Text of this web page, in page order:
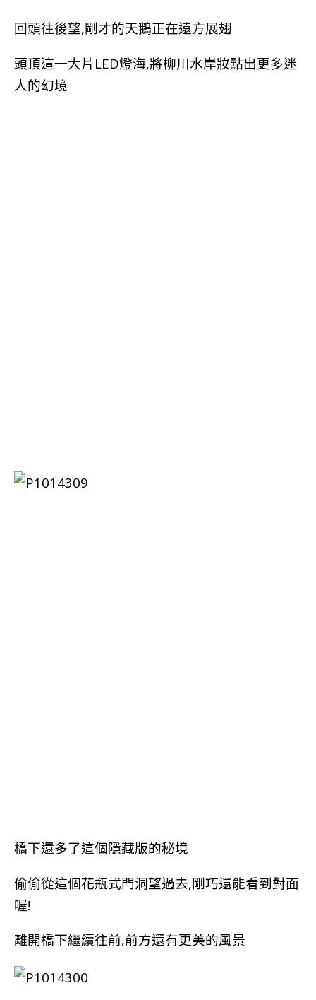
回頭往後望,剛才的天鵝正在遠方展翅
頭頂這一大片LED燈海,將柳川水岸妝點出更多迷
人的幻境
橋下還多了這個隱藏版的秘境
偷偷從這個花瓶式門洞望過去,剛巧還能看到對面
喔!
離開橋下繼續往前,前方還有更美的風景